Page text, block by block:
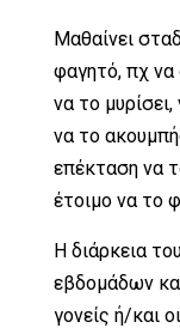
Μαθαίνει
φαγητό, πχ να
να το μυρίσει,
να το
επέκταση να
έτοιμο να το
Η διάρκεια
εβδομάδων
γονείς ή/και